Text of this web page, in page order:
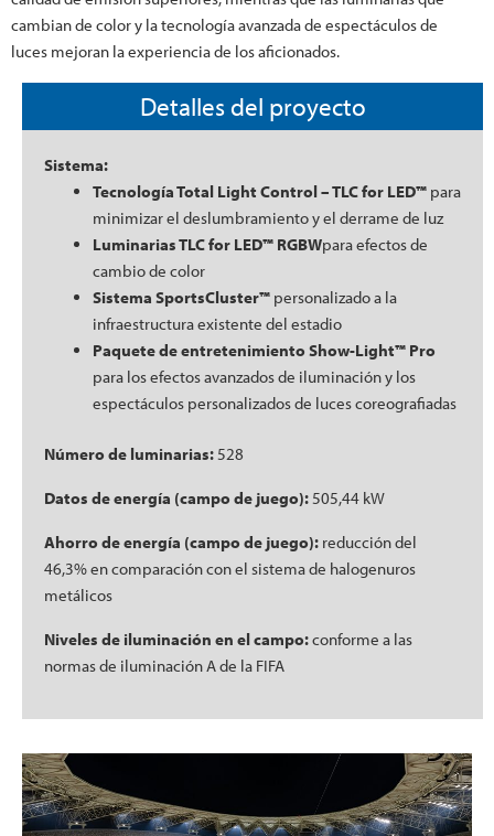
cambian de color y la tecnología avanzada de espectáculos de
luces mejoran la experiencia de los aficionados.
Detalles del proyecto
Sistema:
Tecnología Total Light Control – TLC for LED™ para
minimizar el deslumbramiento y el derrame de luz
Luminarias TLC for LED™ RGBWpara efectos de
cambio de color
Sistema SportsCluster™personalizado a la
infraestructura existente del estadio
Paquete de entretenimiento Show-Light™ Pro
para los efectos avanzados de iluminación y los
espectáculos personalizados de luces coreografiadas
Número de luminarias:528
Datos de energía (campo de juego):505,44 kW
Ahorro de energía (campo de juego): reducción del
46,3% en comparación con el sistema de halogenuros
metálicos
Niveles de iluminación en el campo:conforme a las
normas de iluminación A de la FIFA